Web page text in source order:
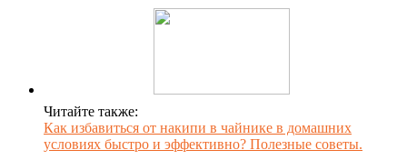
Читайте также:
Как избавиться от накипи в чайнике в домашних
условиях быстро и эффективно? Полезные советы.